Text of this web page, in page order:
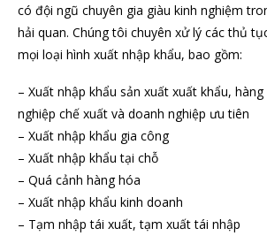
có đội ngũ chuyên gia giàu kinh nghiệm
hải quan. Chúng tôi chuyên xử lý các thủ
mọi loại hình xuất nhập khẩu, bao gồm:
– Xuất nhập khẩu sản xuất xuất khẩu,
nghiệp chế xuất và doanh nghiệp ưu tiên
– Xuất nhập khẩu gia công
– Xuất nhập khẩu tại chỗ
– Quá cảnh hàng hóa
– Xuất nhập khẩu kinh doanh
– Tạm nhập tái xuất, tạm xuất tái nhập